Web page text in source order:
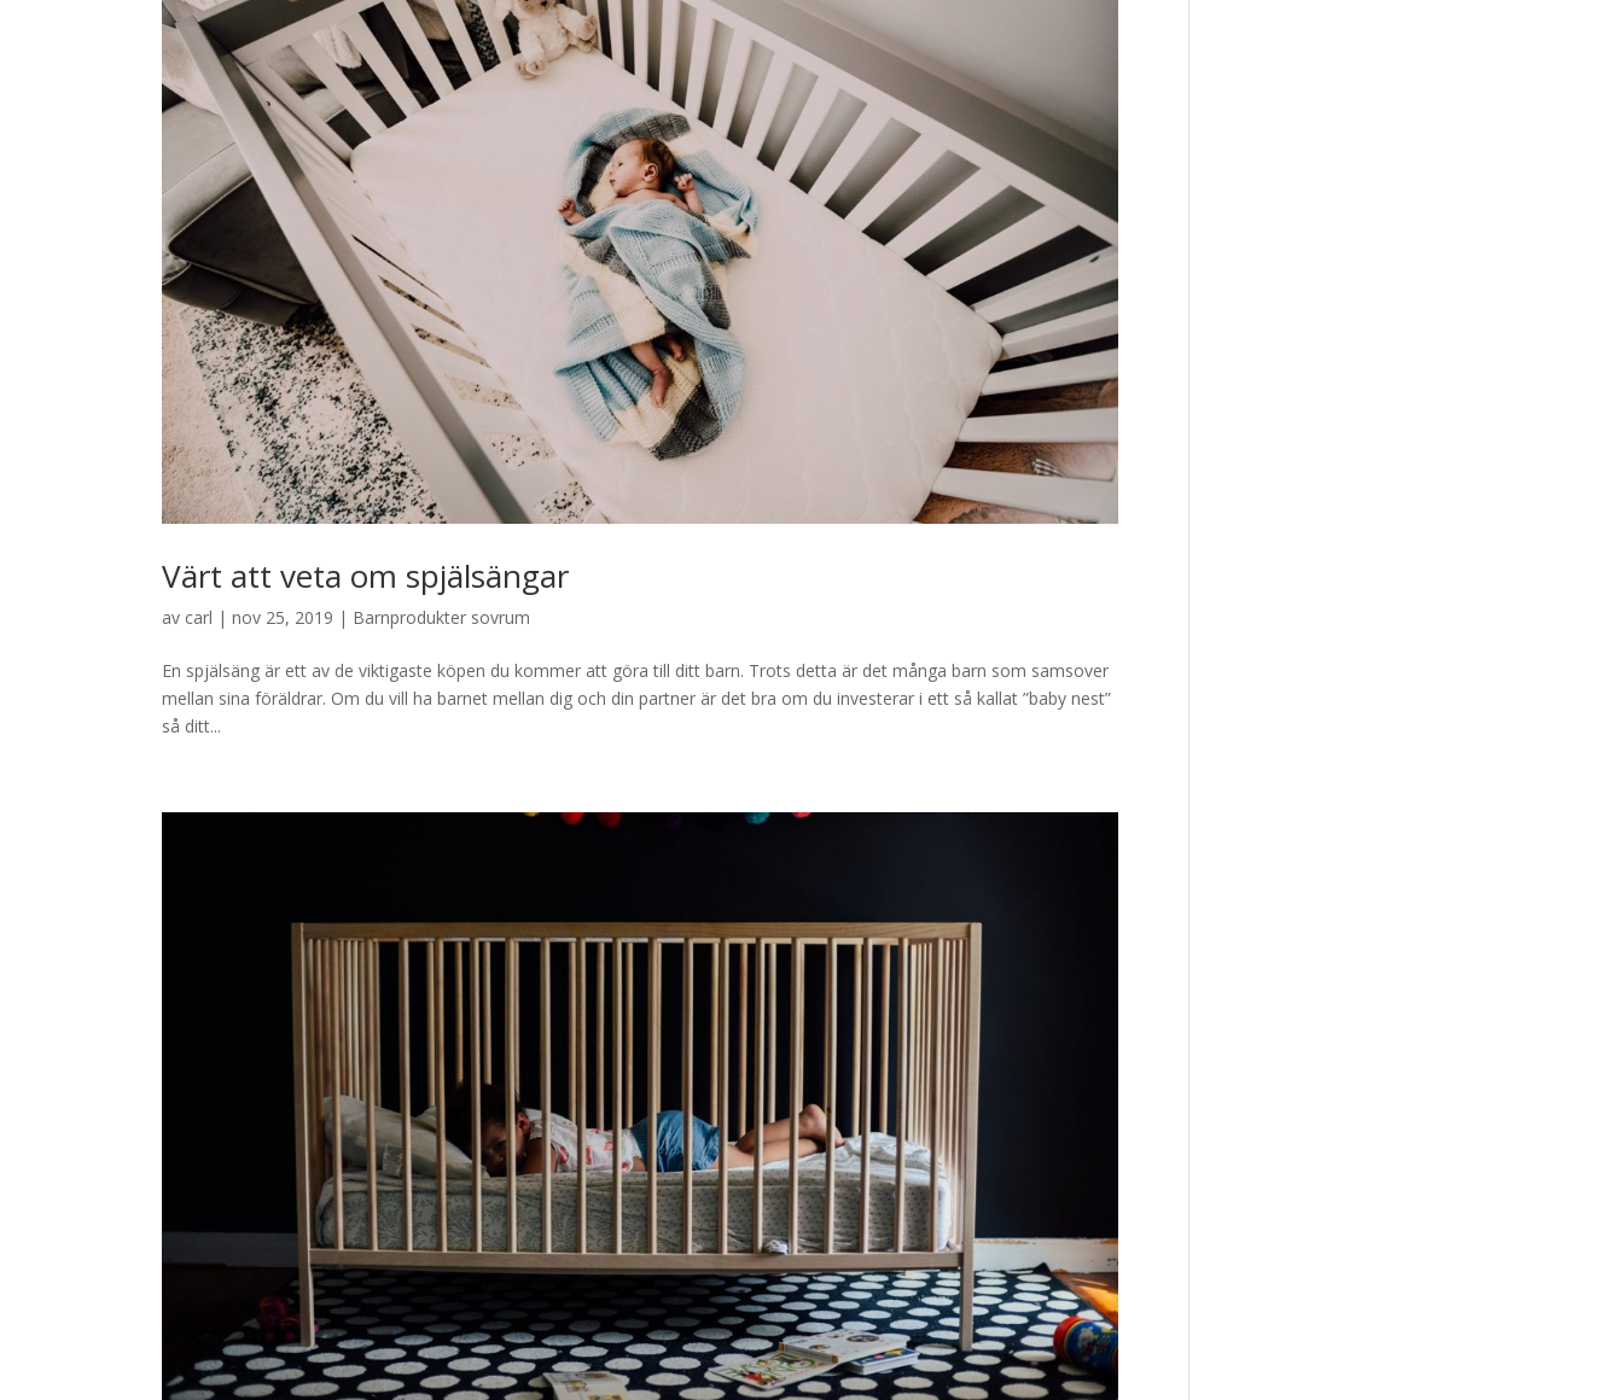
Värt att veta om spjälsängar
av carl |nov 25, 2019 | Barnprodukter sovrum
En spjälsäng är ett av de viktigaste köpen du kommer att göra till ditt barn. Trots detta är det många barn som samsover
mellan sina föräldrar. Om du vill ha barnet mellan dig och din partner är det bra om du investerar i ett så kallat ”baby nest”
så ditt...